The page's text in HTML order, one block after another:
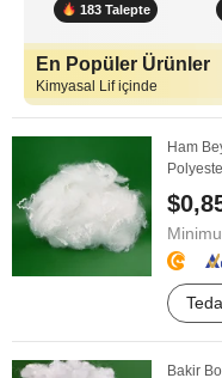
183 Talepte
En Popüler Ürünler
Kimyasal Lif içinde
Ham
Bakir